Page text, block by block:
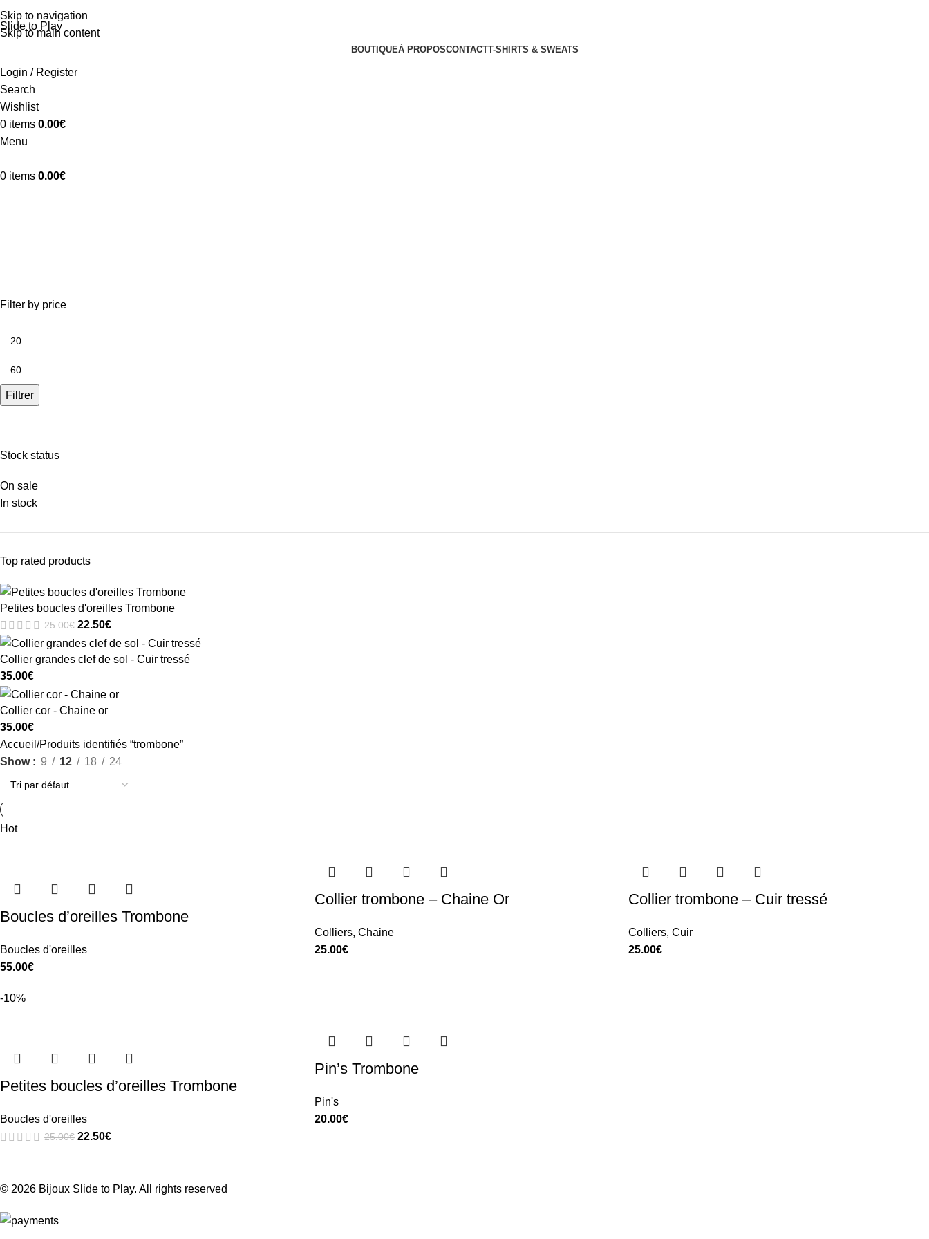
Skip to navigation
Skip to main content
Slide to Play
BOUTIQUEÀ PROPOSCONTACTT-SHIRTS & SWEATS
Login / Register
Search
Wishlist
0 items 0.00€
Menu
0 items 0.00€
Filter by price
Filtrer
Stock status
On sale
In stock
Top rated products
Petites boucles d'oreilles Trombone
25.00€ 22.50€
Collier grandes clef de sol - Cuir tressé
35.00€
Collier cor - Chaine or
35.00€
Accueil Produits identifiés “trombone”
Show
9 12 18 24
Hot
Boucles d’oreilles Trombone
Boucles d'oreilles
55.00€
Collier trombone – Chaine Or
Colliers, Chaine
25.00€
Collier trombone – Cuir tressé
Colliers,Cuir
25.00€
-10%
Petites boucles d’oreilles Trombone
Boucles d'oreilles
25.00€ 22.50€
Pin’s Trombone
Pin's
20.00€
© 2026 Bijoux Slide to Play. All rights reserved